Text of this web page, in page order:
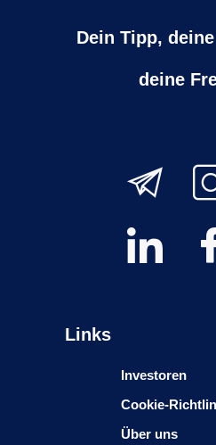
Dein Tipp,
deine
Links
Investoren
Cookie-
Über uns